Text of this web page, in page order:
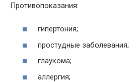
Противопоказания:
гипертония;
простудные заболевания;
глаукома;
аллергия;